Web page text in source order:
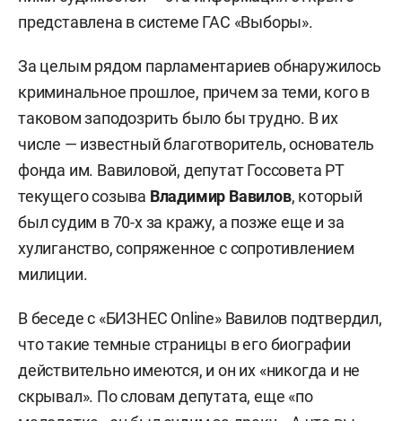
представлена в системе ГАС «Выборы».
За целым рядом парламентариев обнаружилось
криминальное прошлое, причем за теми, кого в
таковом заподозрить было бы трудно. В их
числе — известный благотворитель, основатель
фонда им. Вавиловой, депутат Госсовета РТ
текущего созыва Владимир Вавилов, который
был судим в 70-х за кражу, а позже еще и за
хулиганство, сопряженное с сопротивлением
милиции.
В беседе с «БИЗНЕС Online» Вавилов подтвердил,
что такие темные страницы в его биографии
действительно имеются, и он их «никогда и не
скрывал». По словам депутата, еще «по